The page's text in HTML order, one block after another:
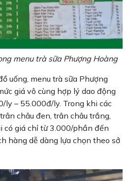
menu trà sữa Phượng Hoàng
uống, menu trà sữa Phượng
giá vô cùng hợp lý dao động
ly – 55.000đ/ly. Trong khi các
châu đen, trân châu trắng,
có giá chỉ từ 3.000/phần đến
hàng dễ dàng lựa chọn theo sở